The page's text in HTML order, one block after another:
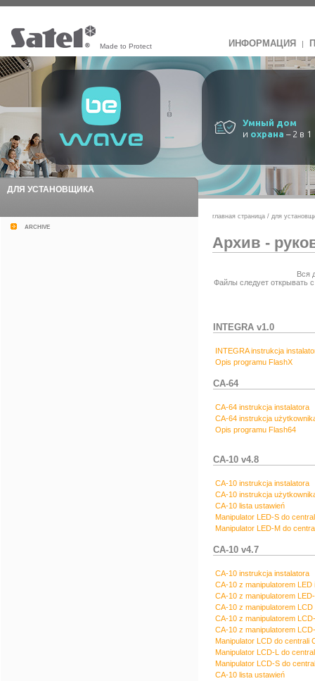
Made to Protect ИНФОРМАЦИЯ |
Умный дом
и охрана – 2 в 1
ДЛЯ УСТАНОВЩИКА
archive
главная страница / для
Архив -
Вся
Файлы следует открывать
INTEGRA v1.0
INTEGRA instrukcja
Opis programu FlashX
CA-64
CA-64 instrukcja instalatora
CA-64 instrukcja
Opis programu Flash64
CA-10 v4.8
CA-10 instrukcja instalatora
CA-10 instrukcja
CA-10 lista ustawień
Manipulator LED-S do
Manipulator LED-M do
CA-10 v4.7
CA-10 instrukcja instalatora
CA-10 z manipulatorem
CA-10 z manipulatorem
CA-10 z manipulatorem
CA-10 z manipulatorem
CA-10 z manipulatorem
Manipulator LCD do centrali
Manipulator LCD-L do
Manipulator LCD-S do
CA-10 lista ustawień